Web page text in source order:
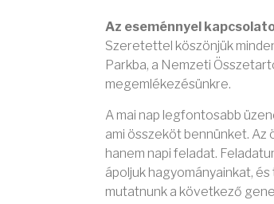
Az eseménnyel
Szeretettel köszönjük
Parkba, a Nemzeti
megemlékezésünkre.
A mai nap legfontosabb
ami összeköt bennünket. Az
hanem napi feladat.
ápoljuk hagyományainkat,
mutatnunk a következő